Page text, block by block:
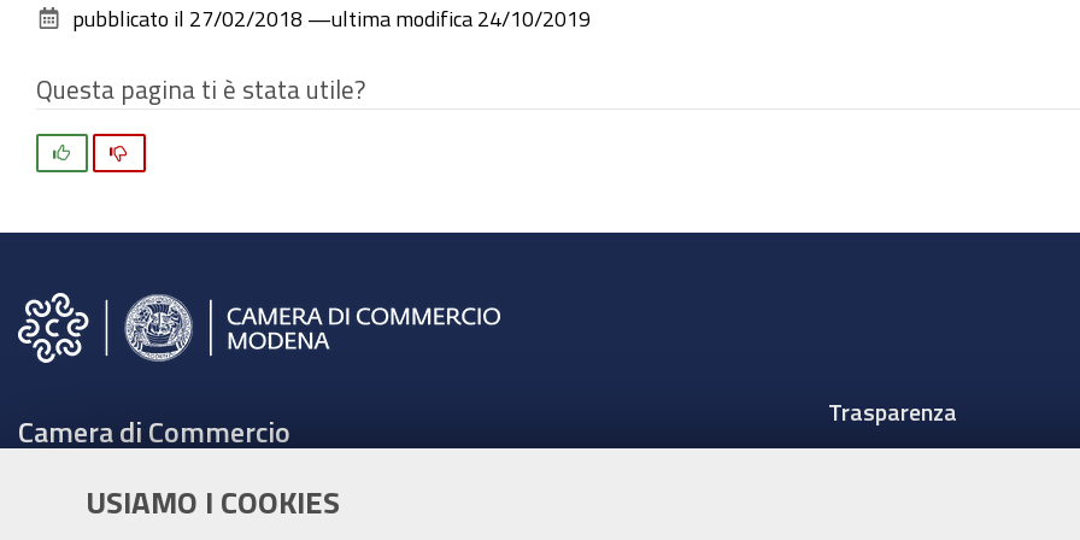
USIAMO I COOKIES
pubblicato il 27/02/2018 —ultima modifica 24/10/2019
Questa pagina ti è stata utile?
Camera di Commercio
Tel. 059208111 -URP
Trasparenza